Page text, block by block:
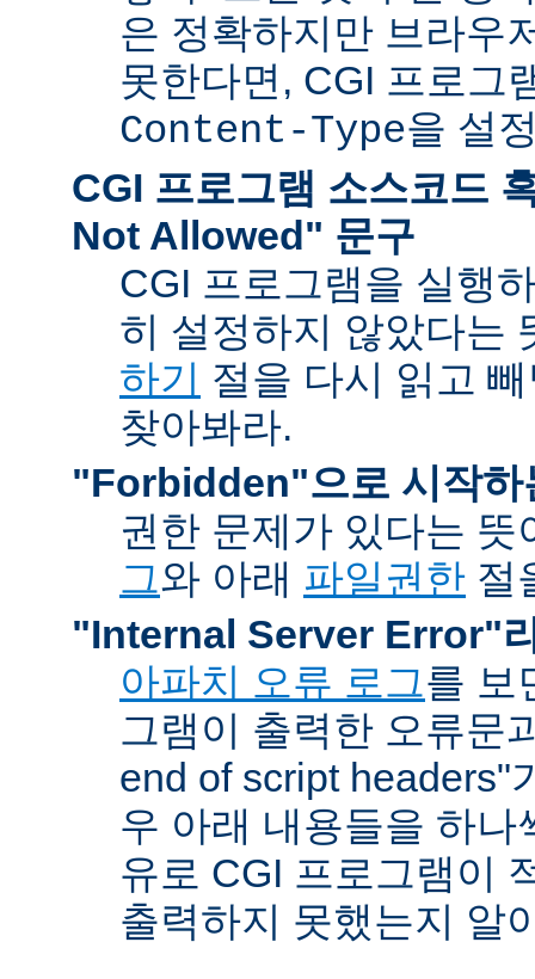
은 정확하지만 브라우
못한다면, CGI 프로그
Content-Type을 설
CGI 프로그램 소스코드
Not Allowed" 문구
CGI 프로그램을 실행
히 설정하지 않았다는
하기 절을 다시 읽고
찾아봐라.
"Forbidden"으로 시작하
권한 문제가 있다는
그와 아래 파일권한 절
"Internal Server Error"
아파치 오류 로그를 보
그램이 출력한 오류문
end of script headers"
우 아래 내용들을 하나
유로 CGI 프로그램이
출력하지 못했는지 알